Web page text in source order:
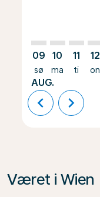
09
sø
AUG.
10
ma
11
ti
12
on
chevron_left chevron_right
Været i Wien